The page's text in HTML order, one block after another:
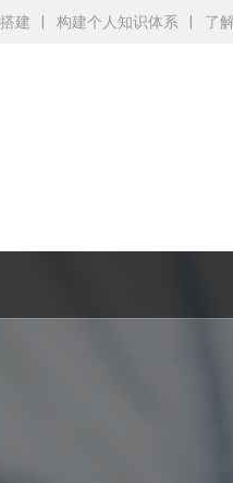
建 构建个人知识体系 了